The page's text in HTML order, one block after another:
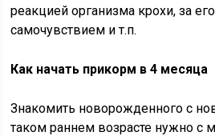
реакцией организма крохи, за
самочувствием и т.п.
Как начать прикорм в 4 месяца
Знакомить новорожденного с
таком раннем возрасте нужно с